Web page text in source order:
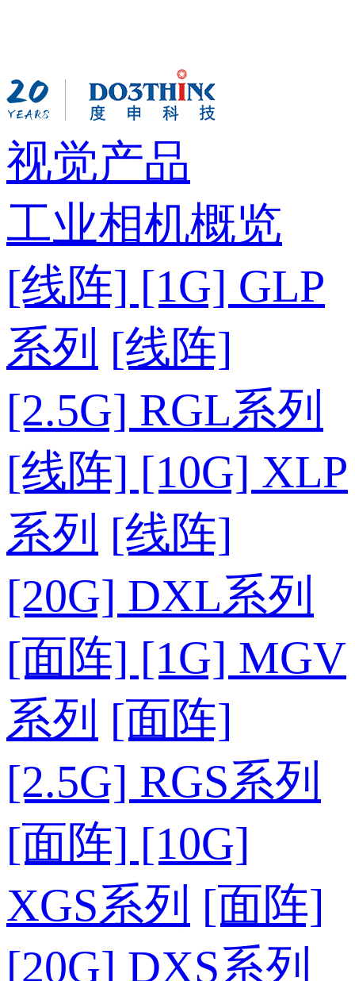
视觉产品
工业相机概览
[线阵] [1G] GLP
系列 [线阵]
[2.5G] RGL系列
[线阵] [10G] XLP
系列 [线阵]
[20G] DXL系列
[面阵] [1G] MGV
系列 [面阵]
[2.5G] RGS系列
[面阵] [10G]
XGS系列 [面阵]
[20G] DXS系列